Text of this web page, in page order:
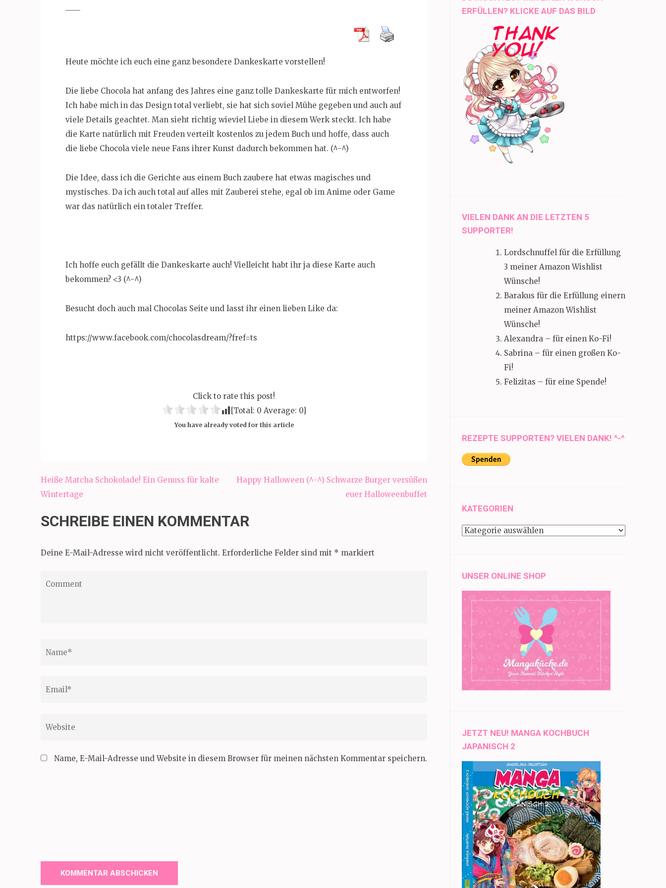
Heute möchte ich euch eine ganz besondere Dankeskarte vorstellen!
Die liebe Chocola hat anfang des Jahres eine ganz tolle Dankeskarte für mich entworfen!
Ich habe mich in das Design total verliebt, sie hat sich soviel Mühe gegeben und auch auf
viele Details geachtet. Man sieht richtig wieviel Liebe in diesem Werk steckt. Ich habe
die Karte natürlich mit Freuden verteilt kostenlos zu jedem Buch und hoffe, dass auch
die liebe Chocola viele neue Fans ihrer Kunst dadurch bekommen hat. (^-^)
Die Idee, dass ich die Gerichte aus einem Buch zaubere hat etwas magisches und
mystisches. Da ich auch total auf alles mit Zauberei stehe, egal ob im Anime oder Game
war das natürlich ein totaler Treffer.
Ich hoffe euch gefällt die Dankeskarte auch! Vielleicht habt ihr ja diese Karte auch
bekommen? <3 (^-^)
Besucht doch auch mal Chocolas Seite und lasst ihr einen lieben Like da:
https://www.facebook.com/chocolasdream/?fref=ts
Click to rate this post!
[Total: 0 Average: 0]
You have already voted for this article
Beitragsnavigation
Heiße Matcha Schokolade! Ein Genuss für kalte
Wintertage
Happy Halloween (^-^) Schwarze Burger versüßen
euer Halloweenbuffet
SCHREIBE EINEN KOMMENTAR
Deine E-Mail-Adresse wird nicht veröffentlicht. Erforderliche Felder sind mit * markiert
Name, E-Mail-Adresse und Website in diesem Browser für meinen nächsten Kommentar speichern.
ERFÜLLEN? KLICKE AUF DAS BILD
VIELEN DANK AN DIE LETZTEN 5
SUPPORTER!
Lordschnuffel für die Erfüllung
3 meiner Amazon Wishlist
Wünsche!
Barakus für die Erfüllung einern
meiner Amazon Wishlist
Wünsche!
Alexandra – für einen Ko-Fi!
Sabrina – für einen großen Ko-
Fi!
Felizitas – für eine Spende!
REZEPTE SUPPORTEN? VIELEN DANK! ^-^
KATEGORIEN
Kategorien
UNSER ONLINE SHOP
JETZT NEU! MANGA KOCHBUCH
JAPANISCH 2